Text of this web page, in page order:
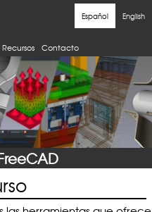
Recursos Contacto